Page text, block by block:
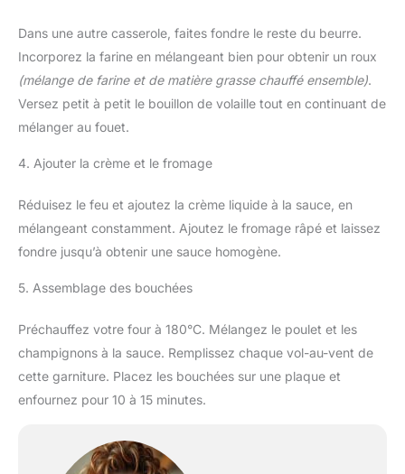
Dans une autre casserole, faites fondre le reste du beurre.
Incorporez la farine en mélangeant bien pour obtenir un roux
(mélange de farine et de matière grasse chauffé ensemble).
Versez petit à petit le bouillon de volaille tout en continuant de
mélanger au fouet.
4. Ajouter la crème et le fromage
Réduisez le feu et ajoutez la crème liquide à la sauce, en
mélangeant constamment. Ajoutez le fromage râpé et laissez
fondre jusqu’à obtenir une sauce homogène.
5. Assemblage des bouchées
Préchauffez votre four à 180°C. Mélangez le poulet et les
champignons à la sauce. Remplissez chaque vol-au-vent de
cette garniture. Placez les bouchées sur une plaque et
enfournez pour 10 à 15 minutes.